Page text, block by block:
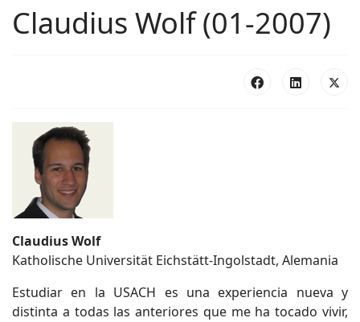
Claudius Wolf (01-2007)
Claudius Wolf
Katholische Universität Eichstätt-Ingolstadt, Alemania
Estudiar en la USACH es una experiencia nueva y
distinta a todas las anteriores que me ha tocado vivir,